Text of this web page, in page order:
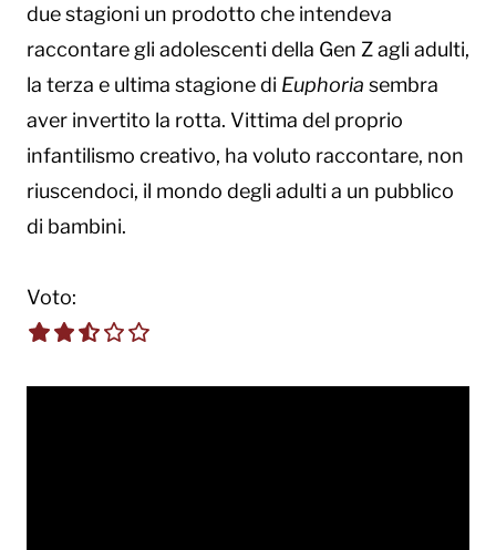
due stagioni un prodotto che intendeva
raccontare gli adolescenti della Gen Z agli adulti,
la terza e ultima stagione di Euphoria sembra
aver invertito la rotta. Vittima del proprio
infantilismo creativo, ha voluto raccontare, non
riuscendoci, il mondo degli adulti a un pubblico
di bambini.
Voto: